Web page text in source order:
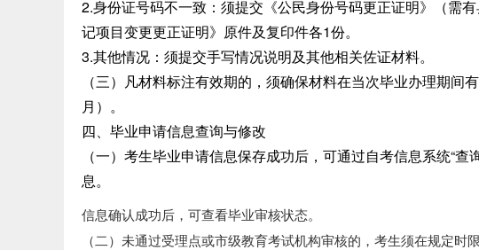
2.身份证号码不一致：须提交《公民身份号码更正证明》（需
记项目变更更正证明》原件及复印件各1份。
3.其他情况：须提交手写情况说明及其他相关佐证材料。
（三）凡材料标注有效期的，须确保材料在当次毕业办理期间
月）。
四、毕业申请信息查询与修改
（一）考生毕业申请信息保存成功后，可通过自考信息系统“
息。
信息确认成功后，可查看毕业审核状态。
（二）未通过受理点或市级教育考试机构审核的，考生须在规定